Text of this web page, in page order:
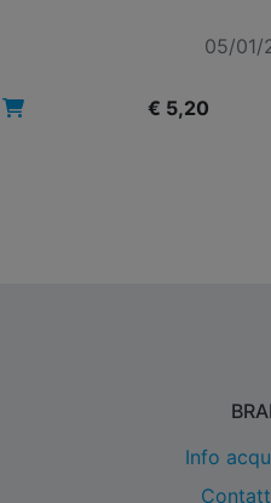
05/01/
€ 5,20
Info